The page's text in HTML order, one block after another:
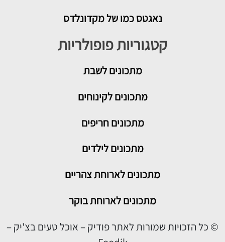
נאגטס כמו של מקדונלדס
קטגוריות פופולריות
מתכוניםלשבת
מתכונים לקינוחים
מתכונים חריפים
מתכונים לילדים
מתכונים לארוחת צהריים
מתכונים לארוחת בוקר
© כל הזכויות שמורות לאתר פודיק – אוכל טעים בצ'יק –